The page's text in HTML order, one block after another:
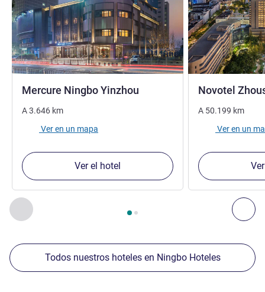
Anterior - Nuestros establecimientos cercanos
Página , Nuestros establecimientos cercanos 1 :,
Mercure Ningbo Yinzhou
A3.646 km
Ver en un mapa
Ver el hotel
Novotel
A 50.199 km
Ver en un
Todos nuestros hoteles en Ningbo Hoteles